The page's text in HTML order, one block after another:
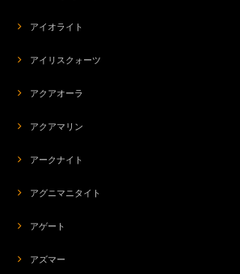
る香りで、8本集めたくなりました。 前回はオイル
震を気遣うメッセージまでいただきまして、心から
す。(笑)
アイオライト
アイリスクォーツ
アクアオーラ
アクアマリン
アークナイト
アグニマニタイト
アゲート
アズマー